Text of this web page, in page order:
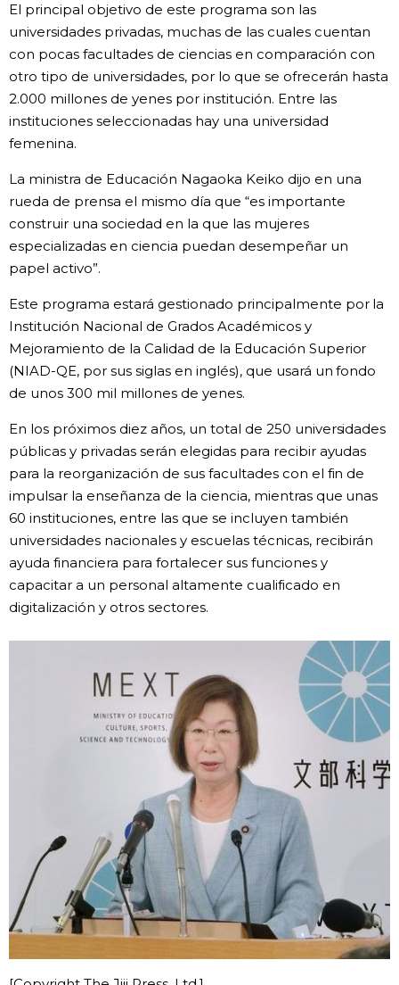
Más
Noticias
Datos de Japón
Gente
Blog
Tokio
Avisos
El principal objetivo de este programa son las
universidades privadas, muchas de las cuales cuentan
con pocas facultades de ciencias en comparación con
otro tipo de universidades, por lo que se ofrecerán hasta
2.000 millones de yenes por institución. Entre las
instituciones seleccionadas hay una universidad
femenina.
La ministra de Educación Nagaoka Keiko dijo en una
rueda de prensa el mismo día que “es importante
construir una sociedad en la que las mujeres
especializadas en ciencia puedan desempeñar un
papel activo”.
Este programa estará gestionado principalmente por la
Institución Nacional de Grados Académicos y
Mejoramiento de la Calidad de la Educación Superior
(NIAD-QE, por sus siglas en inglés), que usará un fondo
de unos 300 mil millones de yenes.
En los próximos diez años, un total de 250 universidades
públicas y privadas serán elegidas para recibir ayudas
para la reorganización de sus facultades con el fin de
impulsar la enseñanza de la ciencia, mientras que unas
60 instituciones, entre las que se incluyen también
universidades nacionales y escuelas técnicas, recibirán
ayuda financiera para fortalecer sus funciones y
capacitar a un personal altamente cualificado en
digitalización y otros sectores.